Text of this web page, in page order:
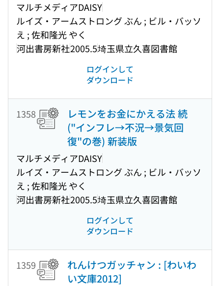
マルチメディアDAISY
ルイズ・アームストロング ぶん ; ビル・バッソ
え ; 佐和隆光 やく
河出書房新社2005.5埼玉県立久喜図書館
ログインして
ダウンロード
1358
レモンをお金にかえる法 続
("インフレ→不況→景気回
復"の巻) 新装版
マルチメディアDAISY
ルイズ・アームストロング ぶん ; ビル・バッソ
え ; 佐和隆光 やく
河出書房新社2005.5埼玉県立久喜図書館
ログインして
ダウンロード
1359
れんけつガッチャン : [わいわ
い文庫2012]